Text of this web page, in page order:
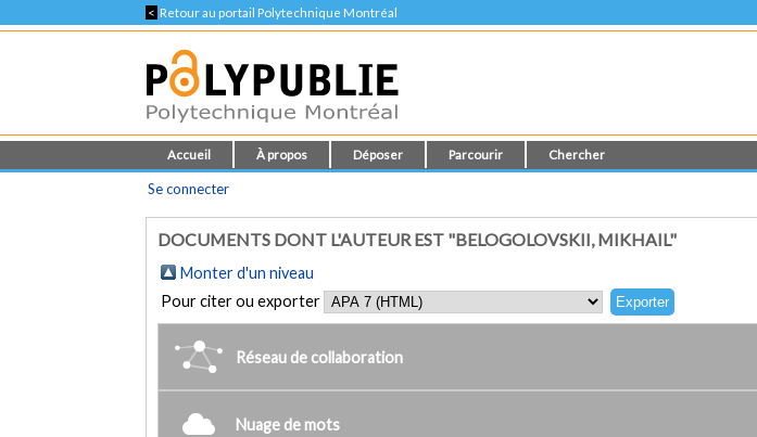
< Retour au portail Polytechnique Montréal
Accueil À propos Déposer Parcourir Chercher
Se connecter
DOCUMENTS DONT L'AUTEUR EST "BELOGOLOVSKII, MIKHAIL"
Monter d'un niveau
Pour citer ou exporter
Réseau de collaboration
Nuage de mots